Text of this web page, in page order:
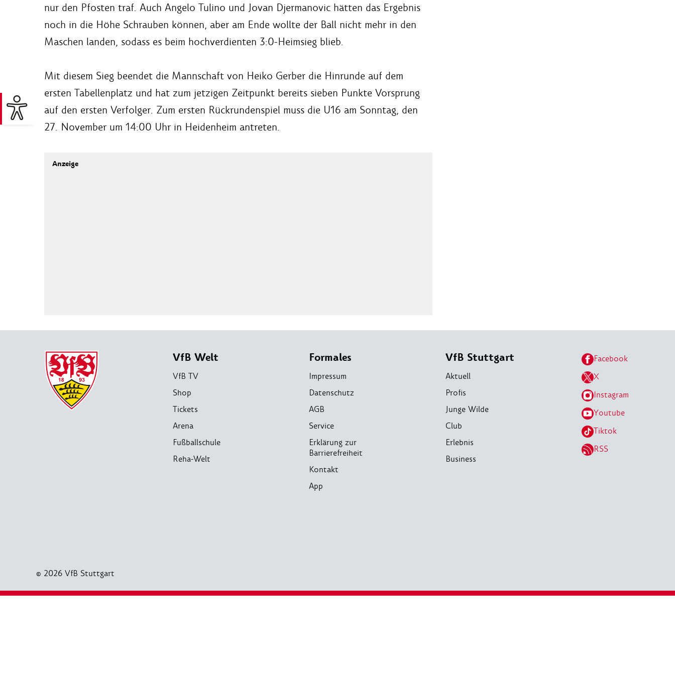
nur den Pfosten traf. Auch Angelo Tulino und Jovan Djermanovic hätten das Ergebnis
noch in die Höhe Schrauben können, aber am Ende wollte der Ball nicht mehr in den
Maschen landen, sodass es beim hochverdienten 3:0-Heimsieg blieb.
Mit diesem Sieg beendet die Mannschaft von Heiko Gerber die Hinrunde auf dem
ersten Tabellenplatz und hat zum jetzigen Zeitpunkt bereits sieben Punkte Vorsprung
auf den ersten Verfolger. Zum ersten Rückrundenspiel muss die U16 am Sonntag, den
27. November um 14:00 Uhr in Heidenheim antreten.
VfB Welt
VfB TV
Shop
Tickets
Arena
Fußballschule
Reha-Welt
Formales
Impressum
Datenschutz
AGB
Service
Erklärung zur
Barrierefreiheit
Kontakt
App
VfB Stuttgart
Aktuell
Profis
Junge Wilde
Club
Erlebnis
Business
Facebook
X
Instagram
Youtube
Tiktok
RSS
© 2026 VfB Stuttgart